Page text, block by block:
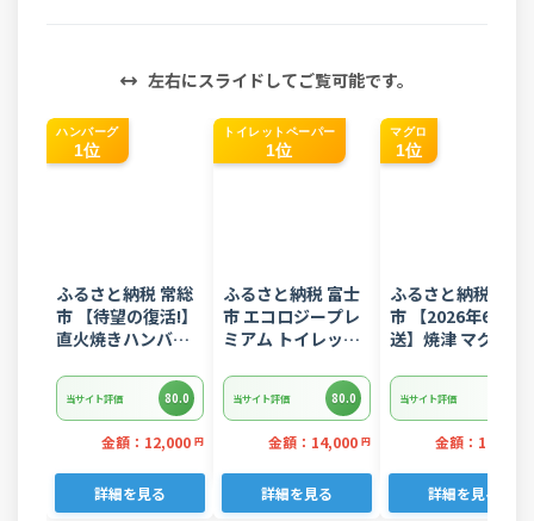
左右にスライドしてご覧可能です。
ハンバーグ
1位
ふるさと納税 常総
市 【待望の復活!】
直火焼きハンバー
ス 3kg 22個入り
当サイト評価 80.0
金額：12,000 円
詳細を見る
トイレットペーパー
1位
ふるさと納税 富士
市 エコロジープレ
ミアム トイレット
ロール 日用品 人気
当サイト評価 80.0
金額：14,000 円
詳細を見る
マグロ
1位
ふるさと納税 焼津
市 【2026年6月発
送】焼津 マグロ ネ
ぎとろ(a10-
875202606)
当サイト評価
金額：11,000
詳細を見る